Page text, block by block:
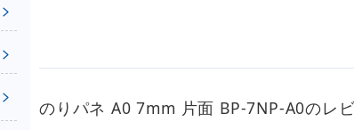
のりパネ A0 7mm 片面 BP-7NP-A0のレ